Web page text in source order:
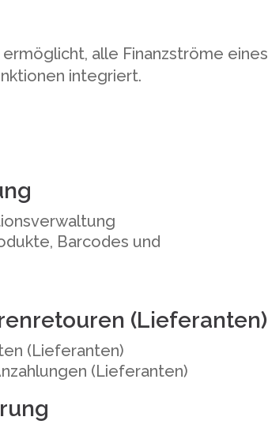
alle Finanzströme eines
integriert.
Barcodes und
(Lieferanten)
(Lieferanten)
(Lieferanten)